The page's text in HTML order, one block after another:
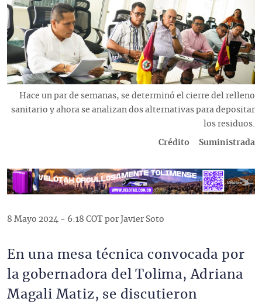
Descripción
Hace un par de semanas, se determinó el cierre del relleno
sanitario y ahora se analizan dos alternativas para depositar
los residuos.
Crédito Suministrada
8 Mayo 2024 - 6:18 COT por Javier Soto
En una mesa técnica convocada por
la gobernadora del Tolima, Adriana
Magali Matiz, se discutieron